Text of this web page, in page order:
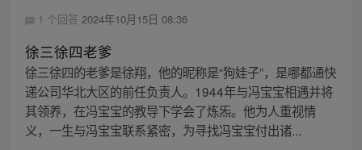
1 个回答 2024年10月15日 08:36
徐三徐四老爹
徐三徐四的老爹是徐翔，他的昵称是“狗娃子”，是哪都通快
递公司华北大区的前任负责人。1944年与冯宝宝相遇并将
其领养，在冯宝宝的教导下学会了炼炁。他为人重视情
义，一生与冯宝宝联系紧密，为寻找冯宝宝付出诸...